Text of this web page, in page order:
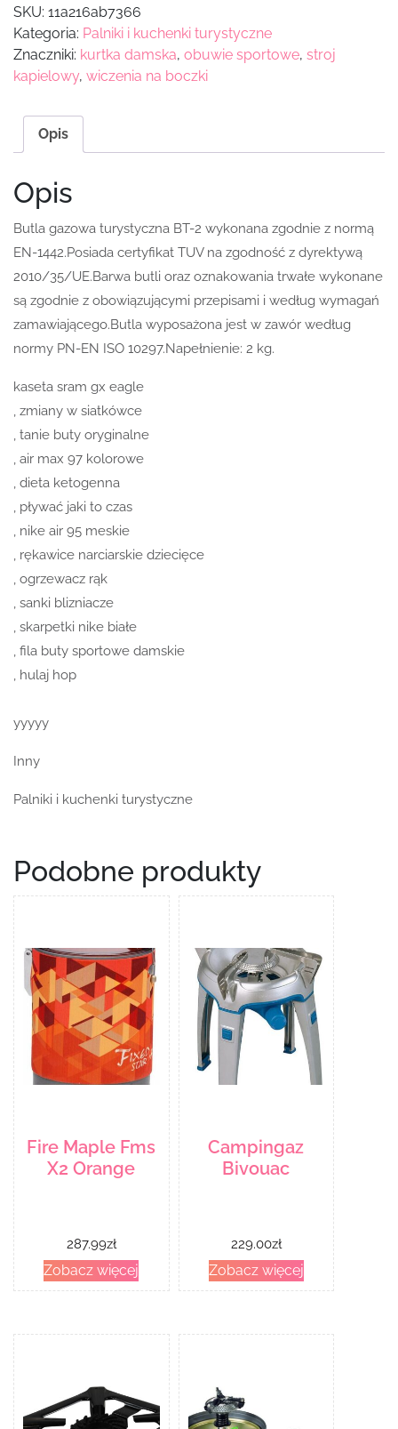
SKU: 11a216ab7366
Kategoria: Palniki i kuchenki turystyczne
Znaczniki: kurtka damska, obuwie sportowe, stroj
kapielowy, wiczenia na boczki
Opis
Opis
Butla gazowa turystyczna BT-2 wykonana zgodnie z normą
EN-1442.Posiada certyfikat TUV na zgodność z dyrektywą
2010/35/UE.Barwa butli oraz oznakowania trwałe wykonane
są zgodnie z obowiązującymi przepisami i według wymagań
zamawiającego.Butla wyposażona jest w zawór według
normy PN-EN ISO 10297.Napełnienie: 2 kg.
kaseta sram gx eagle
, zmiany w siatkówce
, tanie buty oryginalne
, air max 97 kolorowe
, dieta ketogenna
, pływać jaki to czas
, nike air 95 meskie
, rękawice narciarskie dziecięce
, ogrzewacz rąk
, sanki blizniacze
, skarpetki nike białe
, fila buty sportowe damskie
, hulaj hop
yyyyy
Inny
Palniki i kuchenki turystyczne
Podobne produkty
Fire Maple Fms
X2 Orange
287.99zł
Zobacz więcej
Campingaz
Bivouac
229.00zł
Zobacz więcej